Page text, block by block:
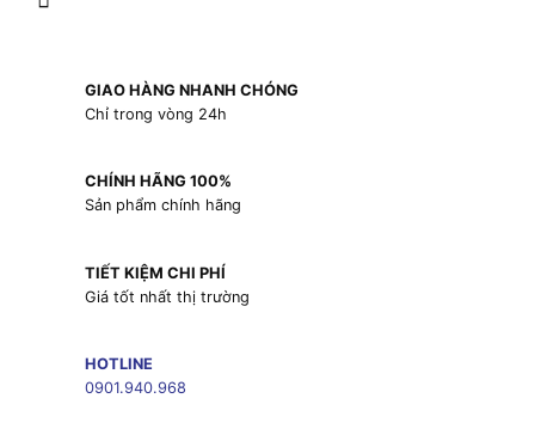
GIAO HÀNG NHANH CHÓNG
Chỉ trong vòng 24h
CHÍNH HÃNG 100%
Sản phẩm chính hãng
TIẾT KIỆM CHI PHÍ
Giá tốt nhất thị trường
HOTLINE
0901.940.968